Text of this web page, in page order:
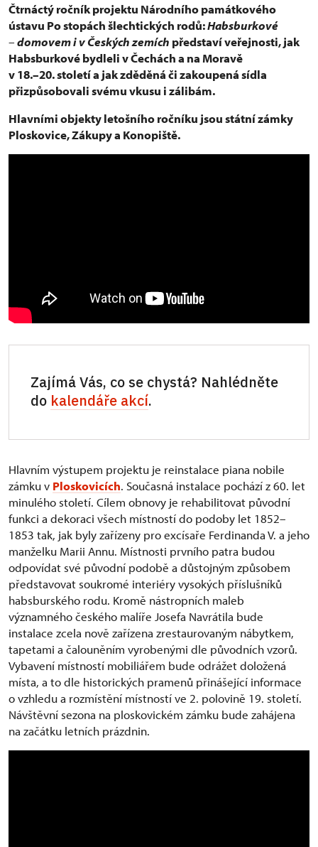
Čtrnáctý ročník projektu Národního památkového
ústavu Po stopách šlechtických rodů:Habsburkové
–domovem i v Českých zemích představí veřejnosti, jak
Habsburkové bydleli v Čechách a na Moravě
v 18.–20. století a jak zděděná či zakoupená sídla
přizpůsobovali svému vkusu i zálibám.
Hlavními objekty letošního ročníku jsou státní zámky
Ploskovice, Zákupy a Konopiště.
Zajímá Vás, co se chystá? Nahlédněte
do kalendáře akcí.
Hlavním výstupem projektu je reinstalace piana nobile
zámku v Ploskovicích. Současná instalace pochází z 60. let
minulého století. Cílem obnovy je rehabilitovat původní
funkci a dekoraci všech místností do podoby let 1852–
1853 tak, jak byly zařízeny pro excísaře Ferdinanda V. a jeho
manželku Marii Annu. Místnosti prvního patra budou
odpovídat své původní podobě a důstojným způsobem
představovat soukromé interiéry vysokých příslušníků
habsburského rodu. Kromě nástropních maleb
významného českého malíře Josefa Navrátila bude
instalace zcela nově zařízena zrestaurovaným nábytkem,
tapetami a čalouněním vyrobenými dle původních vzorů.
Vybavení místností mobiliářem bude odrážet doložená
místa, a to dle historických pramenů přinášející informace
o vzhledu a rozmístění místností ve 2. polovině 19. století.
Návštěvní sezona na ploskovickém zámku bude zahájena
na začátku letních prázdnin.